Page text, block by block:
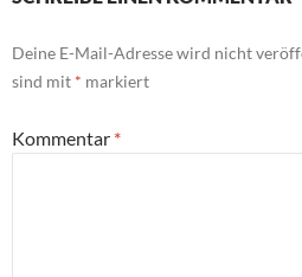
Deine E-Mail-Adresse wird nicht
sind mit * markiert
Kommentar *